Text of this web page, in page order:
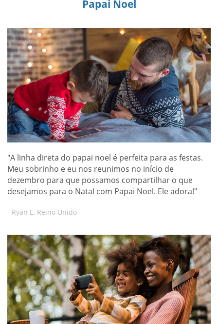
Papai Noel
"A linha direta do papai noel é perfeita para as festas.
Meu sobrinho e eu nos reunimos no início de
dezembro para que possamos compartilhar o que
desejamos para o Natal com Papai Noel. Ele adora!"
- Ryan E, Reino Unido